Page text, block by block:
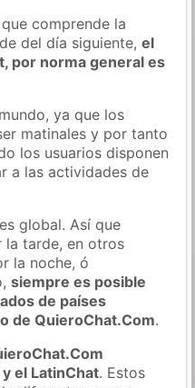
comprende la
del día siguiente,el
por norma general es
ya que los
matinales y por tanto
los usuarios disponen
a las actividades de
global. Así que
la tarde, en otros
la noche, ó
siempre es posible
de países
de QuieroChat.Com.
el LatinChat. Estos